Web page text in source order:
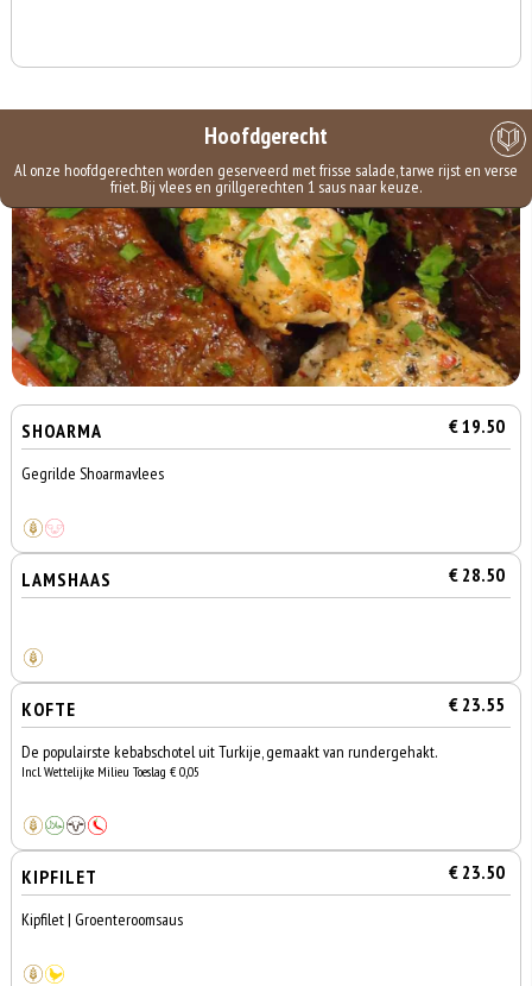
Hoofdgerecht
Al onze hoofdgerechten worden geserveerd met frisse salade, tarwe rijst en verse
friet. Bij vlees en grillgerechten 1 saus naar keuze.
SHOARMA € 19.50
Gegrilde Shoarmavlees
LAMSHAAS € 28.50
KOFTE € 23.55
De populairste kebabschotel uit Turkije, gemaakt van rundergehakt.
Incl. Wettelijke Milieu Toeslag € 0,05
KIPFILET € 23.50
Kipfilet | Groenteroomsaus